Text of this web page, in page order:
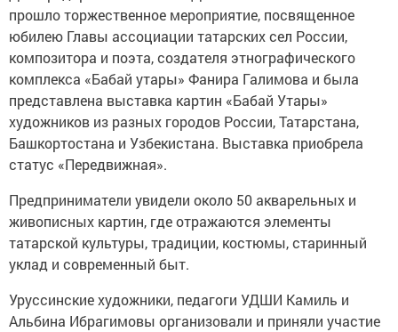
прошло торжественное мероприятие, посвященное
юбилею Главы ассоциации татарских сел России,
композитора и поэта, создателя этнографического
комплекса «Бабай утары» Фанира Галимова и была
представлена выставка картин «Бабай Утары»
художников из разных городов России, Татарстана,
Башкортостана и Узбекистана. Выставка приобрела
статус «Передвижная».
Предприниматели увидели около 50 акварельных и
живописных картин, где отражаются элементы
татарской культуры, традиции, костюмы, старинный
уклад и современный быт.
Уруссинские художники, педагоги УДШИ Камиль и
Альбина Ибрагимовы организовали и приняли участие